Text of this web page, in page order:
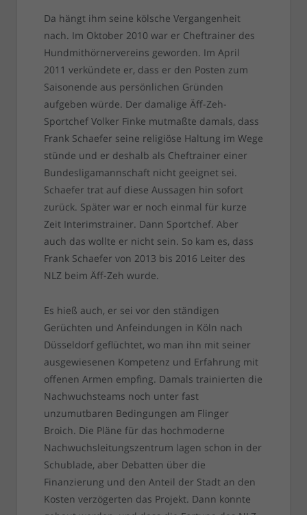
Da hängt ihm seine kölsche Vergangenheit
nach. Im Oktober 2010 war er Cheftrainer des
Hundmithörnervereins geworden. Im April
2011 verkündete er, dass er den Posten zum
Saisonende aus persönlichen Gründen
aufgeben würde. Der damalige Äff-Zeh-
Sportchef Volker Finke mutmaßte damals, dass
Frank Schaefer seine religiöse Haltung im Wege
stünde und er deshalb als Cheftrainer einer
Bundesligamannschaft nicht geeignet sei.
Schaefer trat auf diese Aussagen hin sofort
zurück. Später war er noch einmal für kurze
Zeit Interimstrainer. Dann Sportchef. Aber
auch das wollte er nicht sein. So kam es, dass
Frank Schaefer von 2013 bis 2016 Leiter des
NLZ beim Äff-Zeh wurde.
Es hieß auch, er sei vor den ständigen
Gerüchten und Anfeindungen in Köln nach
Düsseldorf geflüchtet, wo man ihn mit seiner
ausgewiesenen Kompetenz und Erfahrung mit
offenen Armen empfing. Damals trainierten die
Nachwuchsteams noch unter fast
unzumutbaren Bedingungen am Flinger
Broich. Die Pläne für das hochmoderne
Nachwuchsleitungszentrum lagen schon in der
Schublade, aber Debatten über die
Finanzierung und den Anteil der Stadt an den
Kosten verzögerten das Projekt. Dann konnte